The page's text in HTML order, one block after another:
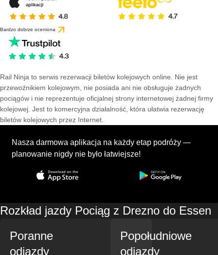
Bardzo dobrze oceniona
Rail Ninja to serwis rezerwacji biletów kolejowych online. Nie jest
przewoźnikiem kolejowym, nie posiada ani nie obsługuje żadnych
pociągów i nie reprezentuje oficjalnej strony internetowej żadnej firmy
kolejowej. Jest to komercyjna działalność, która ułatwia rezerwację
biletów kolejowych przez Internet.
Nasza darmowa aplikacja na każdy etap podróży —
planowanie nigdy nie było łatwiejsze!
Rozkład jazdy Pociąg z Drezno do Essen
Poranne
odjazdy
Popołudniowe
odjazdy